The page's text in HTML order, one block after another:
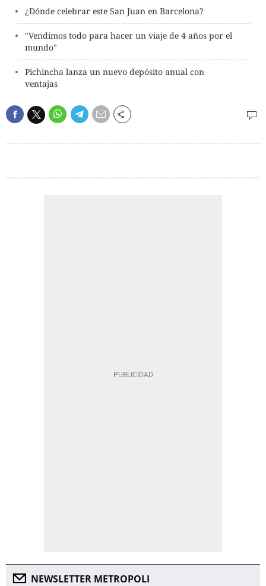
¿Dónde celebrar este San Juan en Barcelona?
"Vendimos todo para hacer un viaje de 4 años por el
mundo"
Pichincha lanza un nuevo depósito anual con
ventajas
NEWSLETTER METROPOLI